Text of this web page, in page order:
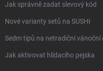
Jak správně zadat slevový kód
Nové varianty setů na SUSHI
Sedm tipů na netradiční vánoční
Jak aktivovat hlídacího pejska